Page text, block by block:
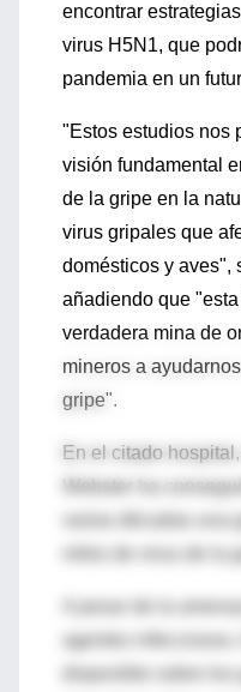
encontrar
virus H5N1, que
pandemia en un
"Estos estudios nos
visión fundamental
de la gripe en la
virus gripales que
domésticos y aves",
añadiendo que
verdadera mina de
mineros a
gripe".
En el citado
Webster ha
agentes
disponible sobre los